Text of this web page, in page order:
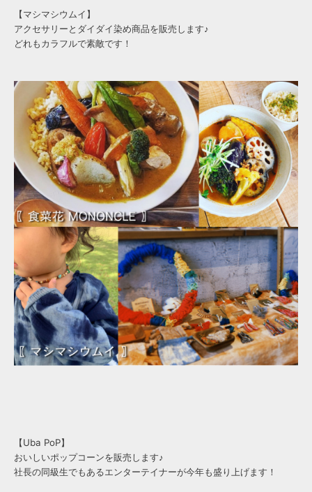
【マシマシウムイ】
アクセサリーとダイダイ染め商品を販売します♪
どれもカラフルで素敵です！
【Uba PoP】
おいしいポップコーンを販売します♪
社長の同級生でもあるエンターテイナーが今年も盛り上げます！